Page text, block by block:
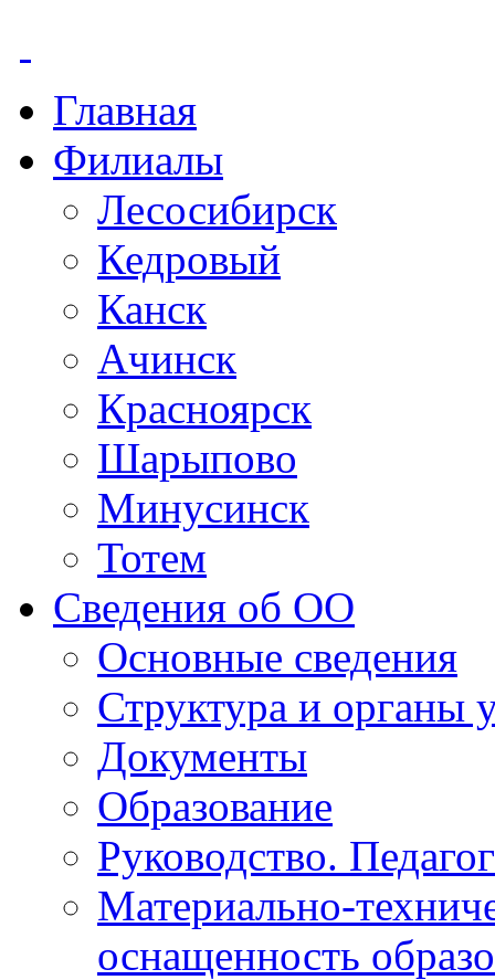
Главная
Филиалы
Лесосибирск
Кедровый
Канск
Ачинск
Красноярск
Шарыпово
Минусинск
Тотем
Сведения об ОО
Основные сведения
Структура и органы
Документы
Образование
Руководство.
Материально-
оснащенность